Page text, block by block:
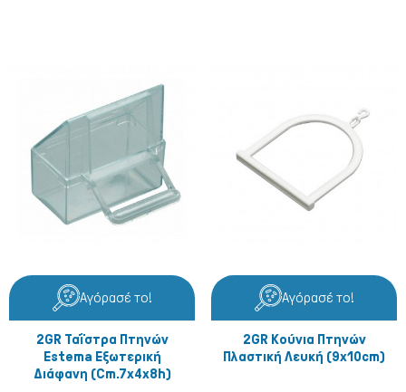
Αγόρασέ το!
2GR Ταΐστρα Πτηνών
Estema Εξωτερική
Διάφανη (cm.7x4x8h)
Αγόρασέ το!
2GR Κούνια Πτηνών
Πλαστική Λευκή (9x10cm)